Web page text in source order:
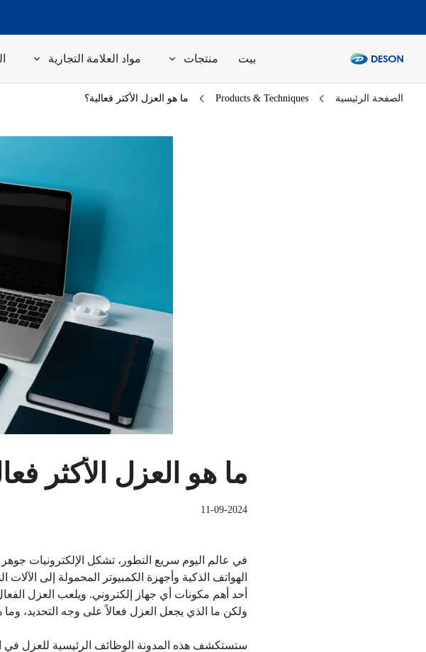
بيت منتجات مواد العلامة التجارية
الصفحة الرئيسية Products & Techniques ما هو العزل الأكثر فعالية؟
ما هو العزل الأكثر
11-09-2024
في عالم اليوم سريع التطور، تشكل الإلكترونيات
الهواتف الذكية وأجهزة الكمبيوتر المحمولة إلى
أحد أهم مكونات أي جهاز إلكتروني. ويلعب العزل
ولكن ما الذي يجعل العزل فعالاً على وجه التحديد، وما
ستستكشف هذه المدونة الوظائف الرئيسية للعزل في